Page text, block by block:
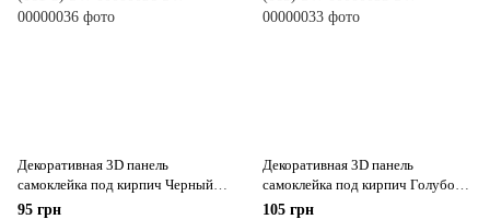
Декоративная 3D панель
самоклейка под кирпич Черный
мрамор 700x770x5мм (061-5)
95 грн
Декоративная 3D панель
самоклейка под кирпич Голубой
мрамор 700x770x5мм (065) SW-
105 грн